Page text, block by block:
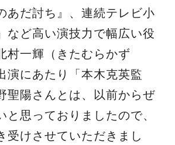
あだ討ち』、連続テレビ小
など高い演技力で幅広い役
村一輝（きたむらかず
演にあたり「本木克英監
聖陽さんとは、以前からぜ
と思っておりましたので、
受けさせていただきまし